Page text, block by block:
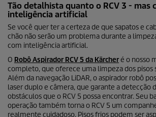
s
e
g
u
n
d
o
s
d
e
0
s
e
g
Tão detalhista quanto o RCV 3 - mas
inteligência artificial
Se você quer ter a certeza de que sapatos e
chão não serão um problema durante a
com inteligência artificial.
O Robô Aspirador RCV 5 da Kärcheré o nosso
completo, que oferece uma limpeza dos pisos
Além da navegação LiDAR, o aspirador robô
laser duplo e câmera, que garante a detecção
obstáculos que o RCV 5 possa encontrar. Seu
operação também torna o RCV 5 um
realmente cuidadoso. Pisos frios podem ser